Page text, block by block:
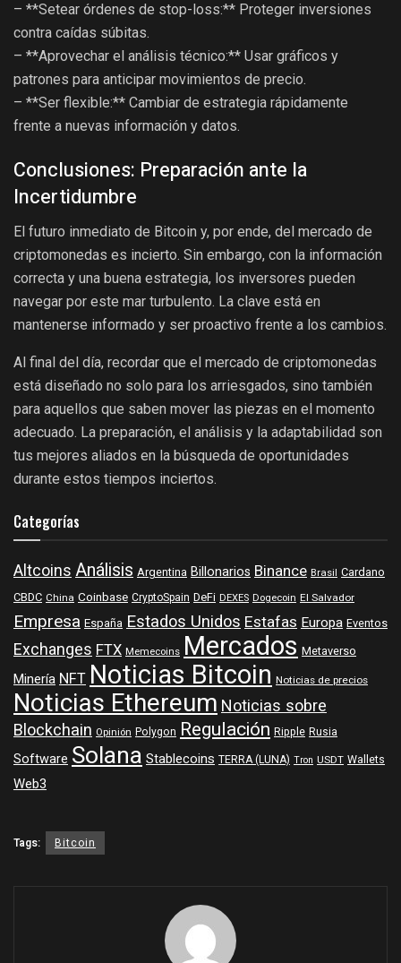
– **Setear órdenes de stop-loss:** Proteger inversiones
contra caídas súbitas.
– **Aprovechar el análisis técnico:** Usar gráficos y
patrones para anticipar movimientos de precio.
– **Ser flexible:** Cambiar de estrategia rápidamente
frente a nuevas información y datos.
Conclusiones: Preparación ante la
Incertidumbre
El futuro inmediato de Bitcoin y, por ende, del mercado de
criptomonedas es incierto. Sin embargo, con la información
correcta y una buena estrategia, los inversores pueden
navegar por este mar turbulento. La clave está en
mantenerse informado y ser proactivo frente a los cambios.
Al final del día, recordar que el mercado de criptomonedas
está diseñado no solo para los arriesgados, sino también
para aquellos que saben mover las piezas en el momento
adecuado. La preparación, el análisis y la adaptabilidad son
tus mejores aliados en la búsqueda de oportunidades
durante estos tiempos inciertos.
Categorías
AltcoinsAnálisis Argentina BillonariosBinance Brasil Cardano
CBDC China Coinbase CryptoSpain DeFi DEXES Dogecoin El Salvador
Empresa España Estados UnidosEstafasEuropa Eventos
ExchangesFTX Memecoins Mercados Metaverso
MineríaNFTNoticias Bitcoin Noticias de precios
Noticias EthereumNoticias sobre
Blockchain Opinión Polygon Regulación Ripple Rusia
SoftwareSolanaStablecoins TERRA (LUNA) Tron USDT Wallets
Web3
Tags: Bitcoin